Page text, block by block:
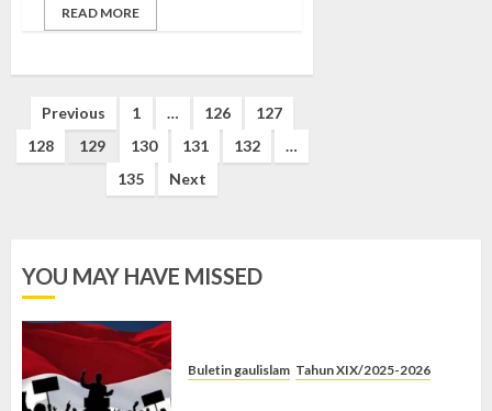
READ MORE
Posts
pagination
Previous 1 … 126
127
128
129 130 131 132
…
135
Next
YOU MAY HAVE MISSED
Buletin gaulislam Tahun XIX/2025-2026